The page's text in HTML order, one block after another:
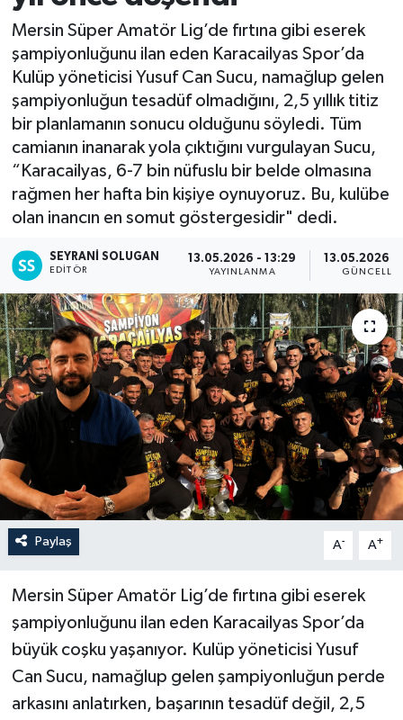
Mersin Süper Amatör Lig’de fırtına gibi eserek
şampiyonluğunu ilan eden Karacailyas Spor’da
Kulüp yöneticisi Yusuf Can Sucu, namağlup gelen
şampiyonluğun tesadüf olmadığını, 2,5 yıllık titiz
bir planlamanın sonucu olduğunu söyledi. Tüm
camianın inanarak yola çıktığını vurgulayan Sucu,
“Karacailyas, 6-7 bin nüfuslu bir belde olmasına
rağmen her hafta bin kişiye oynuyoruz. Bu, kulübe
olan inancın en somut göstergesidir" dedi.
SEYRANI SOLUGAN
EDITÖR
13.05.2026 - 13:29
YAYINLANMA
13.05.2026 -
Paylaş A- A+
Mersin Süper Amatör Lig’de fırtına gibi eserek
şampiyonluğunu ilan eden Karacailyas Spor’da
büyük coşku yaşanıyor. Kulüp yöneticisi Yusuf
Can Sucu, namağlup gelen şampiyonluğun perde
arkasını anlatırken, başarının tesadüf değil, 2,5